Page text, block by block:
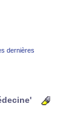
dernières